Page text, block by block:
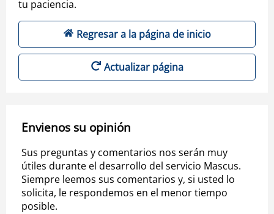
tu paciencia.
Regresar a la página de inicio
Actualizar página
Envienos su opinión
Sus preguntas y comentarios nos serán muy
útiles durante el desarrollo del servicio Mascus.
Siempre leemos sus comentarios y, si usted lo
solicita, le respondemos en el menor tiempo
posible.